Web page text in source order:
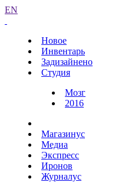
EN
Новое
Инвентарь
Задизайнено
Студия
Мозг
2016
Магазинус
Медиа
Экспресс
Иронов
Журналус